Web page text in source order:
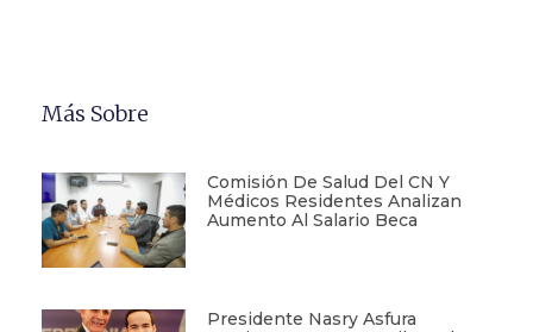
Más Sobre
Comisión De Salud Del CN Y
Médicos Residentes Analizan
Aumento Al Salario Beca
Presidente Nasry Asfura